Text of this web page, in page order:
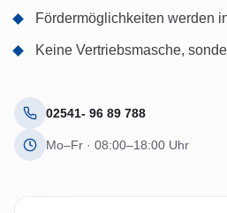
Fördermöglichkeiten werden
Keine Vertriebsmasche,
02541- 96 89 788
Mo–Fr · 08:00–18:00 Uhr